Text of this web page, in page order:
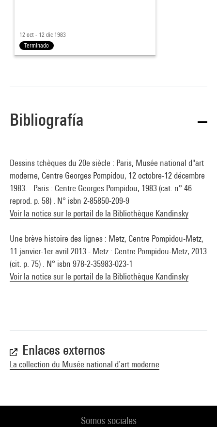
12 oct - 12 dic 1983
Terminado
Bibliografía
Dessins tchèques du 20e siècle : Paris, Musée national d''art
moderne, Centre Georges Pompidou, 12 octobre-12 décembre
1983. - Paris : Centre Georges Pompidou, 1983 (cat. n° 46
reprod. p. 58) . N° isbn 2-85850-209-9
Voir la notice sur le portail de la Bibliothèque Kandinsky
Une brève histoire des lignes : Metz, Centre Pompidou-Metz,
11 janvier-1er avril 2013.- Metz : Centre Pompidou-Metz, 2013
(cit. p. 75) . N° isbn 978-2-35983-023-1
Voir la notice sur le portail de la Bibliothèque Kandinsky
Enlaces externos
La collection du Musée national d’art moderne
Somos sociales